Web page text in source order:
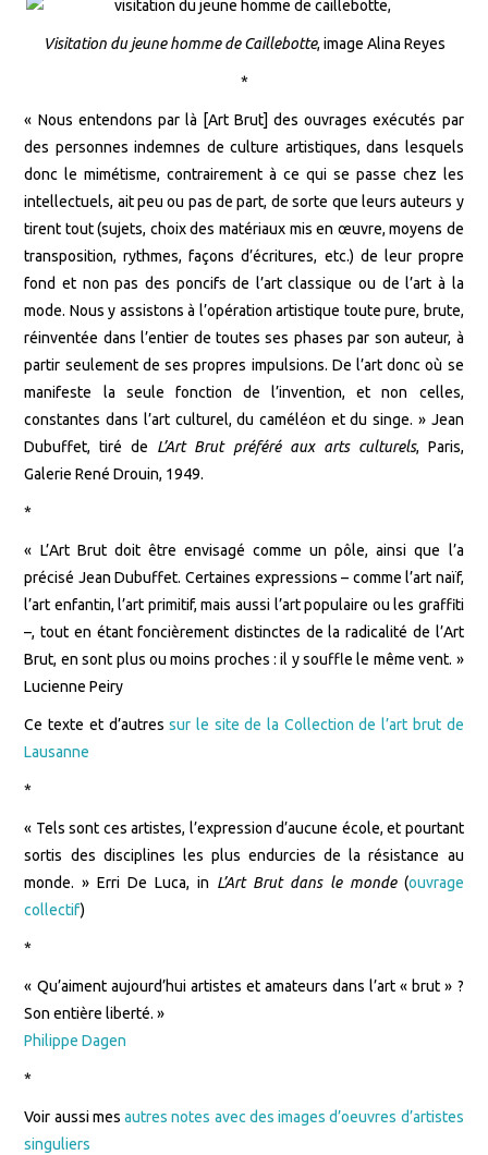
Visitation du jeune homme de Caillebotte, image Alina Reyes
*
« Nous entendons par là [Art Brut] des ouvrages exécutés par
des personnes indemnes de culture artistiques, dans lesquels
donc le mimétisme, contrairement à ce qui se passe chez les
intellectuels, ait peu ou pas de part, de sorte que leurs auteurs y
tirent tout (sujets, choix des matériaux mis en œuvre, moyens de
transposition, rythmes, façons d’écritures, etc.) de leur propre
fond et non pas des poncifs de l’art classique ou de l’art à la
mode. Nous y assistons à l’opération artistique toute pure, brute,
réinventée dans l’entier de toutes ses phases par son auteur, à
partir seulement de ses propres impulsions. De l’art donc où se
manifeste la seule fonction de l’invention, et non celles,
constantes dans l’art culturel, du caméléon et du singe. » Jean
Dubuffet, tiré de L’Art Brut préféré aux arts culturels, Paris,
Galerie René Drouin, 1949.
*
« L’Art Brut doit être envisagé comme un pôle, ainsi que l’a
précisé Jean Dubuffet. Certaines expressions – comme l’art naïf,
l’art enfantin, l’art primitif, mais aussi l’art populaire ou les graffiti
–, tout en étant foncièrement distinctes de la radicalité de l’Art
Brut, en sont plus ou moins proches : il y souffle le même vent. »
Lucienne Peiry
Ce texte et d’autressur le site de la Collection de l’art brut de
Lausanne
*
« Tels sont ces artistes, l’expression d’aucune école, et pourtant
sortis des disciplines les plus endurcies de la résistance au
monde. » Erri De Luca, in L’Art Brut dans le monde(ouvrage
collectif)
*
« Qu’aiment aujourd’hui artistes et amateurs dans l’art « brut » ?
Son entière liberté. »
Philippe Dagen
*
Voir aussi mesautres notes avec des images d’oeuvres d’artistes
singuliers